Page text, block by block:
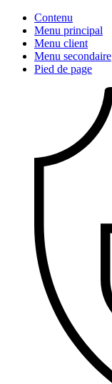
Contenu
Menu principal
Menu client
Menu secondaire
Pied de page